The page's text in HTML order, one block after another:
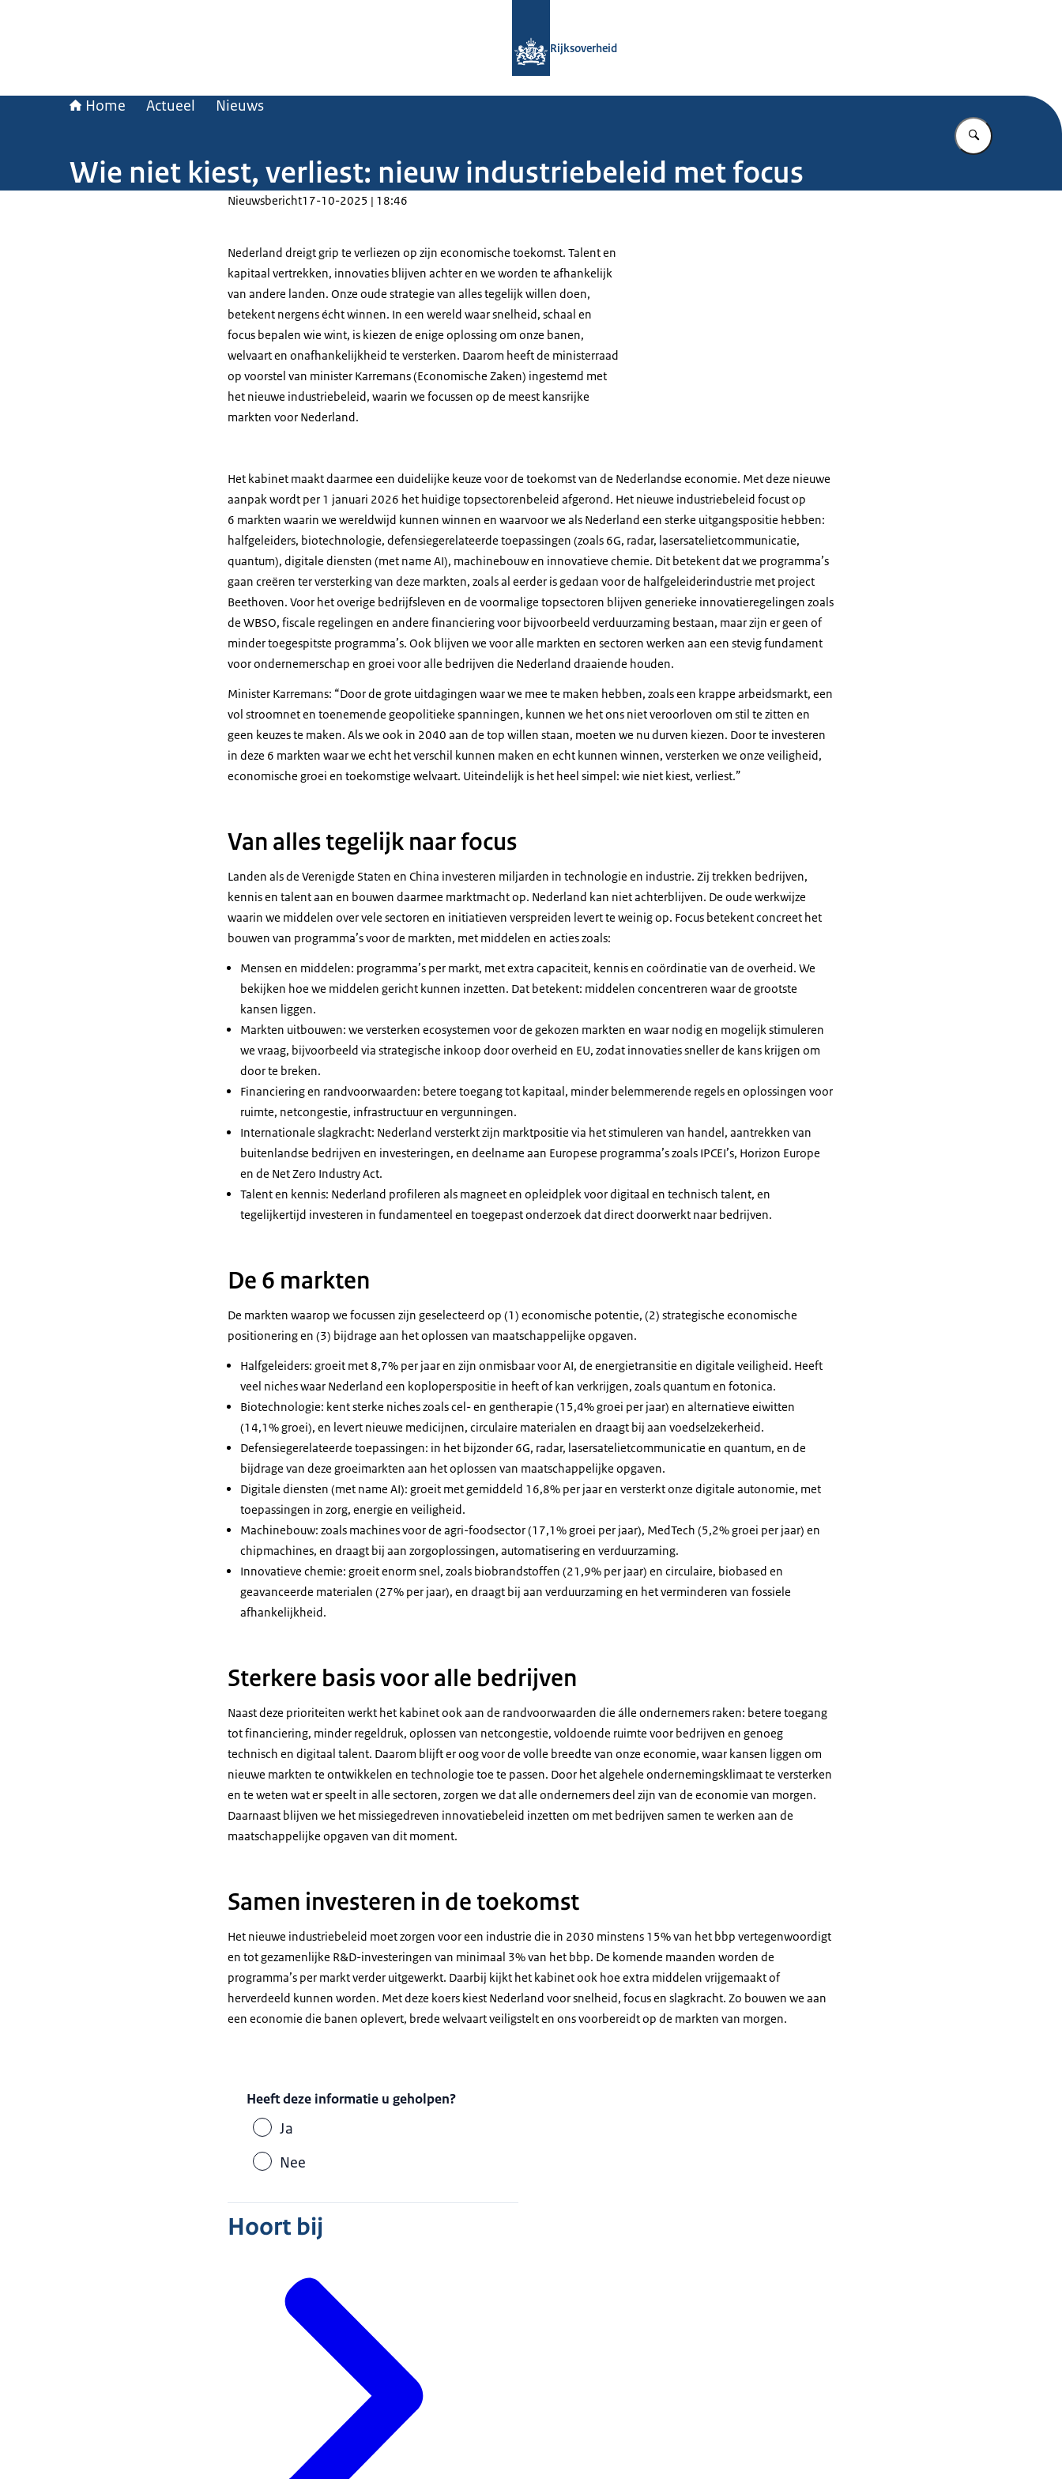
Rijksoverheid
Home Actueel Nieuws
Vul in wat u
Wie niet kiest, verliest: nieuw industriebeleid met focus
Nieuwsbericht17-10-2025 | 18:46
Nederland dreigt grip te verliezen op zijn economische toekomst. Talent en
kapitaal vertrekken, innovaties blijven achter en we worden te afhankelijk
van andere landen. Onze oude strategie van alles tegelijk willen doen,
betekent nergens écht winnen. In een wereld waar snelheid, schaal en
focus bepalen wie wint, is kiezen de enige oplossing om onze banen,
welvaart en onafhankelijkheid te versterken. Daarom heeft de ministerraad
op voorstel van minister Karremans (Economische Zaken) ingestemd met
het nieuwe industriebeleid, waarin we focussen op de meest kansrijke
markten voor Nederland.
Het kabinet maakt daarmee een duidelijke keuze voor de toekomst van de Nederlandse economie. Met deze nieuwe
aanpak wordt per 1 januari 2026 het huidige topsectorenbeleid afgerond. Het nieuwe industriebeleid focust op
6 markten waarin we wereldwijd kunnen winnen en waarvoor we als Nederland een sterke uitgangspositie hebben:
halfgeleiders, biotechnologie, defensiegerelateerde toepassingen (zoals 6G, radar, lasersatelietcommunicatie,
quantum), digitale diensten (met name AI), machinebouw en innovatieve chemie. Dit betekent dat we programma’s
gaan creëren ter versterking van deze markten, zoals al eerder is gedaan voor de halfgeleiderindustrie met project
Beethoven. Voor het overige bedrijfsleven en de voormalige topsectoren blijven generieke innovatieregelingen zoals
de WBSO, fiscale regelingen en andere financiering voor bijvoorbeeld verduurzaming bestaan, maar zijn er geen of
minder toegespitste programma’s. Ook blijven we voor alle markten en sectoren werken aan een stevig fundament
voor ondernemerschap en groei voor alle bedrijven die Nederland draaiende houden.
Minister Karremans: “Door de grote uitdagingen waar we mee te maken hebben, zoals een krappe arbeidsmarkt, een
vol stroomnet en toenemende geopolitieke spanningen, kunnen we het ons niet veroorloven om stil te zitten en
geen keuzes te maken. Als we ook in 2040 aan de top willen staan, moeten we nu durven kiezen. Door te investeren
in deze 6 markten waar we echt het verschil kunnen maken en echt kunnen winnen, versterken we onze veiligheid,
economische groei en toekomstige welvaart. Uiteindelijk is het heel simpel: wie niet kiest, verliest.”
Van alles tegelijk naar focus
Landen als de Verenigde Staten en China investeren miljarden in technologie en industrie. Zij trekken bedrijven,
kennis en talent aan en bouwen daarmee marktmacht op. Nederland kan niet achterblijven. De oude werkwijze
waarin we middelen over vele sectoren en initiatieven verspreiden levert te weinig op. Focus betekent concreet het
bouwen van programma’s voor de markten, met middelen en acties zoals:
Mensen en middelen: programma’s per markt, met extra capaciteit, kennis en coördinatie van de overheid. We
bekijken hoe we middelen gericht kunnen inzetten. Dat betekent: middelen concentreren waar de grootste
kansen liggen.
Markten uitbouwen: we versterken ecosystemen voor de gekozen markten en waar nodig en mogelijk stimuleren
we vraag, bijvoorbeeld via strategische inkoop door overheid en EU, zodat innovaties sneller de kans krijgen om
door te breken.
Financiering en randvoorwaarden: betere toegang tot kapitaal, minder belemmerende regels en oplossingen voor
ruimte, netcongestie, infrastructuur en vergunningen.
Internationale slagkracht: Nederland versterkt zijn marktpositie via het stimuleren van handel, aantrekken van
buitenlandse bedrijven en investeringen, en deelname aan Europese programma’s zoals IPCEI’s, Horizon Europe
en de Net Zero Industry Act.
Talent en kennis: Nederland profileren als magneet en opleidplek voor digitaal en technisch talent, en
tegelijkertijd investeren in fundamenteel en toegepast onderzoek dat direct doorwerkt naar bedrijven.
De 6 markten
De markten waarop we focussen zijn geselecteerd op (1) economische potentie, (2) strategische economische
positionering en (3) bijdrage aan het oplossen van maatschappelijke opgaven.
Halfgeleiders: groeit met 8,7% per jaar en zijn onmisbaar voor AI, de energietransitie en digitale veiligheid. Heeft
veel niches waar Nederland een koploperspositie in heeft of kan verkrijgen, zoals quantum en fotonica.
Biotechnologie: kent sterke niches zoals cel- en gentherapie (15,4% groei per jaar) en alternatieve eiwitten
(14,1% groei), en levert nieuwe medicijnen, circulaire materialen en draagt bij aan voedselzekerheid.
Defensiegerelateerde toepassingen: in het bijzonder 6G, radar, lasersatelietcommunicatie en quantum, en de
bijdrage van deze groeimarkten aan het oplossen van maatschappelijke opgaven.
Digitale diensten (met name AI): groeit met gemiddeld 16,8% per jaar en versterkt onze digitale autonomie, met
toepassingen in zorg, energie en veiligheid.
Machinebouw: zoals machines voor de agri-foodsector (17,1% groei per jaar), MedTech (5,2% groei per jaar) en
chipmachines, en draagt bij aan zorgoplossingen, automatisering en verduurzaming.
Innovatieve chemie: groeit enorm snel, zoals biobrandstoffen (21,9% per jaar) en circulaire, biobased en
geavanceerde materialen (27% per jaar), en draagt bij aan verduurzaming en het verminderen van fossiele
afhankelijkheid.
Sterkere basis voor alle bedrijven
Naast deze prioriteiten werkt het kabinet ook aan de randvoorwaarden die álle ondernemers raken: betere toegang
tot financiering, minder regeldruk, oplossen van netcongestie, voldoende ruimte voor bedrijven en genoeg
technisch en digitaal talent. Daarom blijft er oog voor de volle breedte van onze economie, waar kansen liggen om
nieuwe markten te ontwikkelen en technologie toe te passen. Door het algehele ondernemingsklimaat te versterken
en te weten wat er speelt in alle sectoren, zorgen we dat alle ondernemers deel zijn van de economie van morgen.
Daarnaast blijven we het missiegedreven innovatiebeleid inzetten om met bedrijven samen te werken aan de
maatschappelijke opgaven van dit moment.
Samen investeren in de toekomst
Het nieuwe industriebeleid moet zorgen voor een industrie die in 2030 minstens 15% van het bbp vertegenwoordigt
en tot gezamenlijke R&D-investeringen van minimaal 3% van het bbp. De komende maanden worden de
programma’s per markt verder uitgewerkt. Daarbij kijkt het kabinet ook hoe extra middelen vrijgemaakt of
herverdeeld kunnen worden. Met deze koers kiest Nederland voor snelheid, focus en slagkracht. Zo bouwen we aan
een economie die banen oplevert, brede welvaart veiligstelt en ons voorbereidt op de markten van morgen.
Heeft deze informatie u geholpen?
Ja
Nee
Hoort bij